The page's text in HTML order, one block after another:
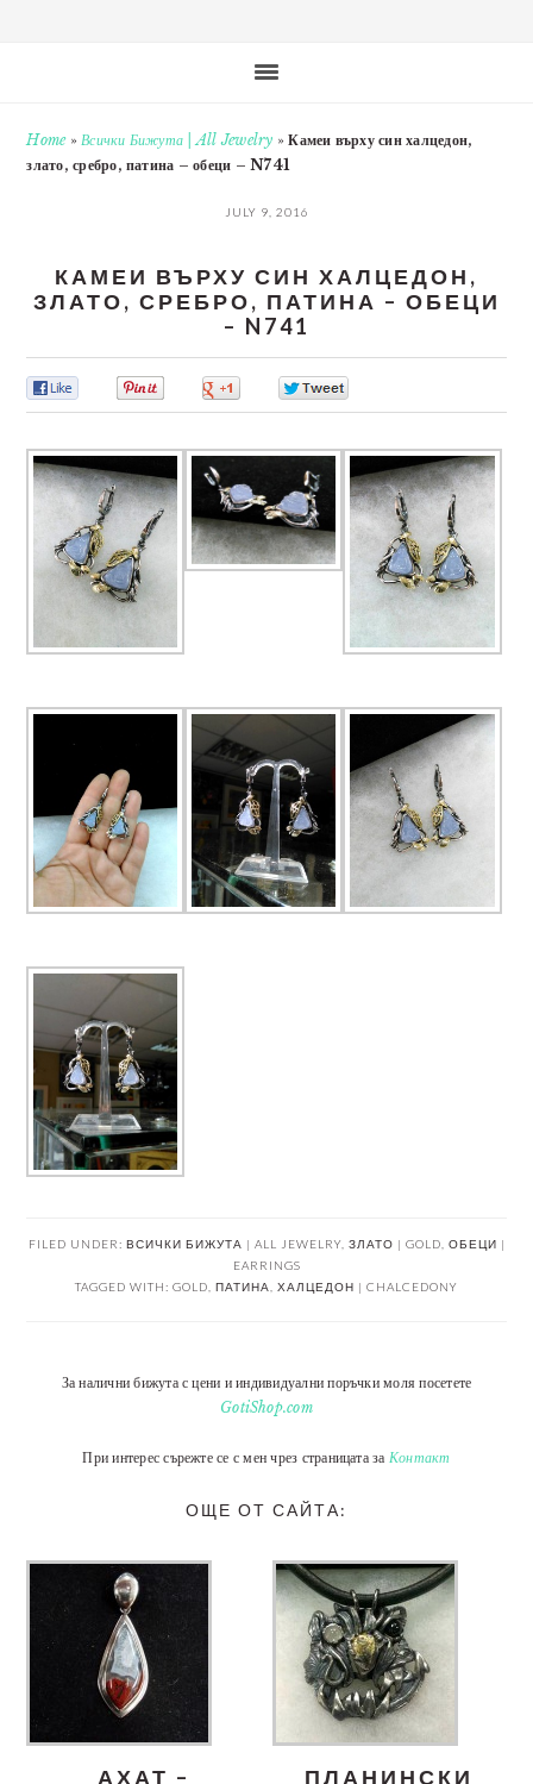
Home»Всички Бижута | All Jewelry »Камеи върху син халцедон,
злато, сребро, патина – обеци – N741
JULY 9, 2016
КАМЕИ ВЪРХУ СИН ХАЛЦЕДОН,
ЗЛАТО, СРЕБРО, ПАТИНА – ОБЕЦИ
– N741
FILED UNDER: ВСИЧКИ БИЖУТА | ALL JEWELRY, ЗЛАТО | GOLD ОБЕЦИ |
EARRINGS
TAGGED WITH: GOLD ПАТИНА ХАЛЦЕДОН | CHALCEDONY
За налични бижута с цени и индивидуални поръчки моля посетете
GotiShop.com
При интерес сърежте се с мен чрез страницата за Контакт
ОЩЕ ОТ САЙТА:
АХАТ –
ПЛАНИНСКИ